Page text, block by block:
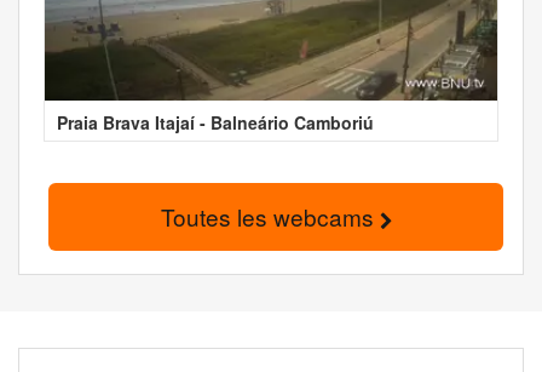
Praia Brava Itajaí - Balneário Camboriú
Toutes les webcams